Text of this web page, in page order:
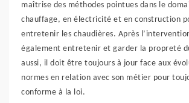
maîtrise des méthodes pointues dans le
chauffage, en électricité et en construction
entretenir les chaudières. Après
également entretenir et garder la propreté
aussi, il doit être toujours à jour face aux
normes en relation avec son métier pour
conforme à la loi.